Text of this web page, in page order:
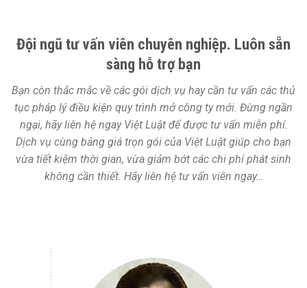
Đội ngũ tư vấn viên chuyên nghiệp. Luôn sẵn
sàng hỗ trợ bạn
Bạn còn thắc mắc về các gói dịch vụ hay cần tư vấn các thủ
tục pháp lý điều kiện quy trình mở công ty mới. Đừng ngần
ngại, hãy liên hệ ngay Việt Luật để được tư vấn miễn phí.
Dịch vụ cùng bảng giá trọn gói của Việt Luật giúp cho bạn
vừa tiết kiệm thời gian, vừa giảm bớt các chi phí phát sinh
không cần thiết. Hãy liên hệ tư vấn viên ngay…